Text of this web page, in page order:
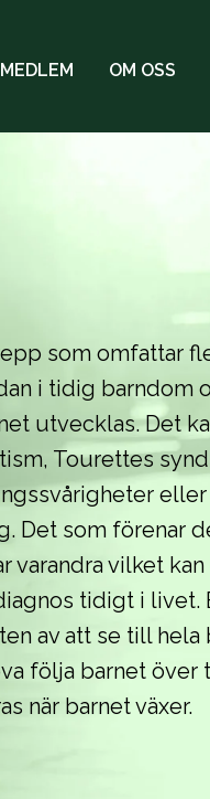
OM OSS
som omfattar
i tidig barndom
utvecklas. Det
Tourettes
Det som förenar
varandra vilket
tidigt i livet.
av att se till hela
följa barnet över
när barnet växer.